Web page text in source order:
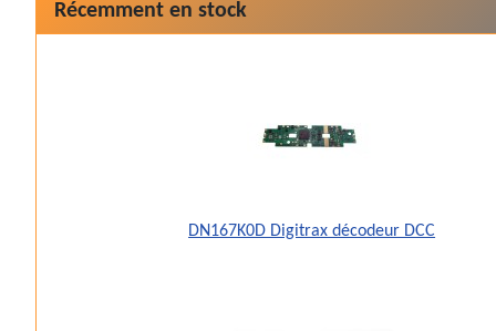
Récemment en stock
DN167K0D Digitrax décodeur DCC